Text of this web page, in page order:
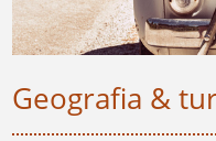
Geografia &